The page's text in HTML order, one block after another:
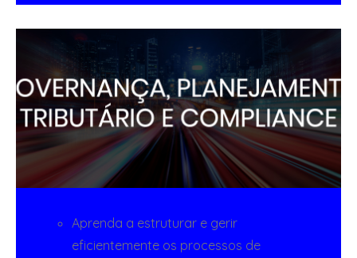
Aprenda a estruturar e gerir
eficientemente os processos de